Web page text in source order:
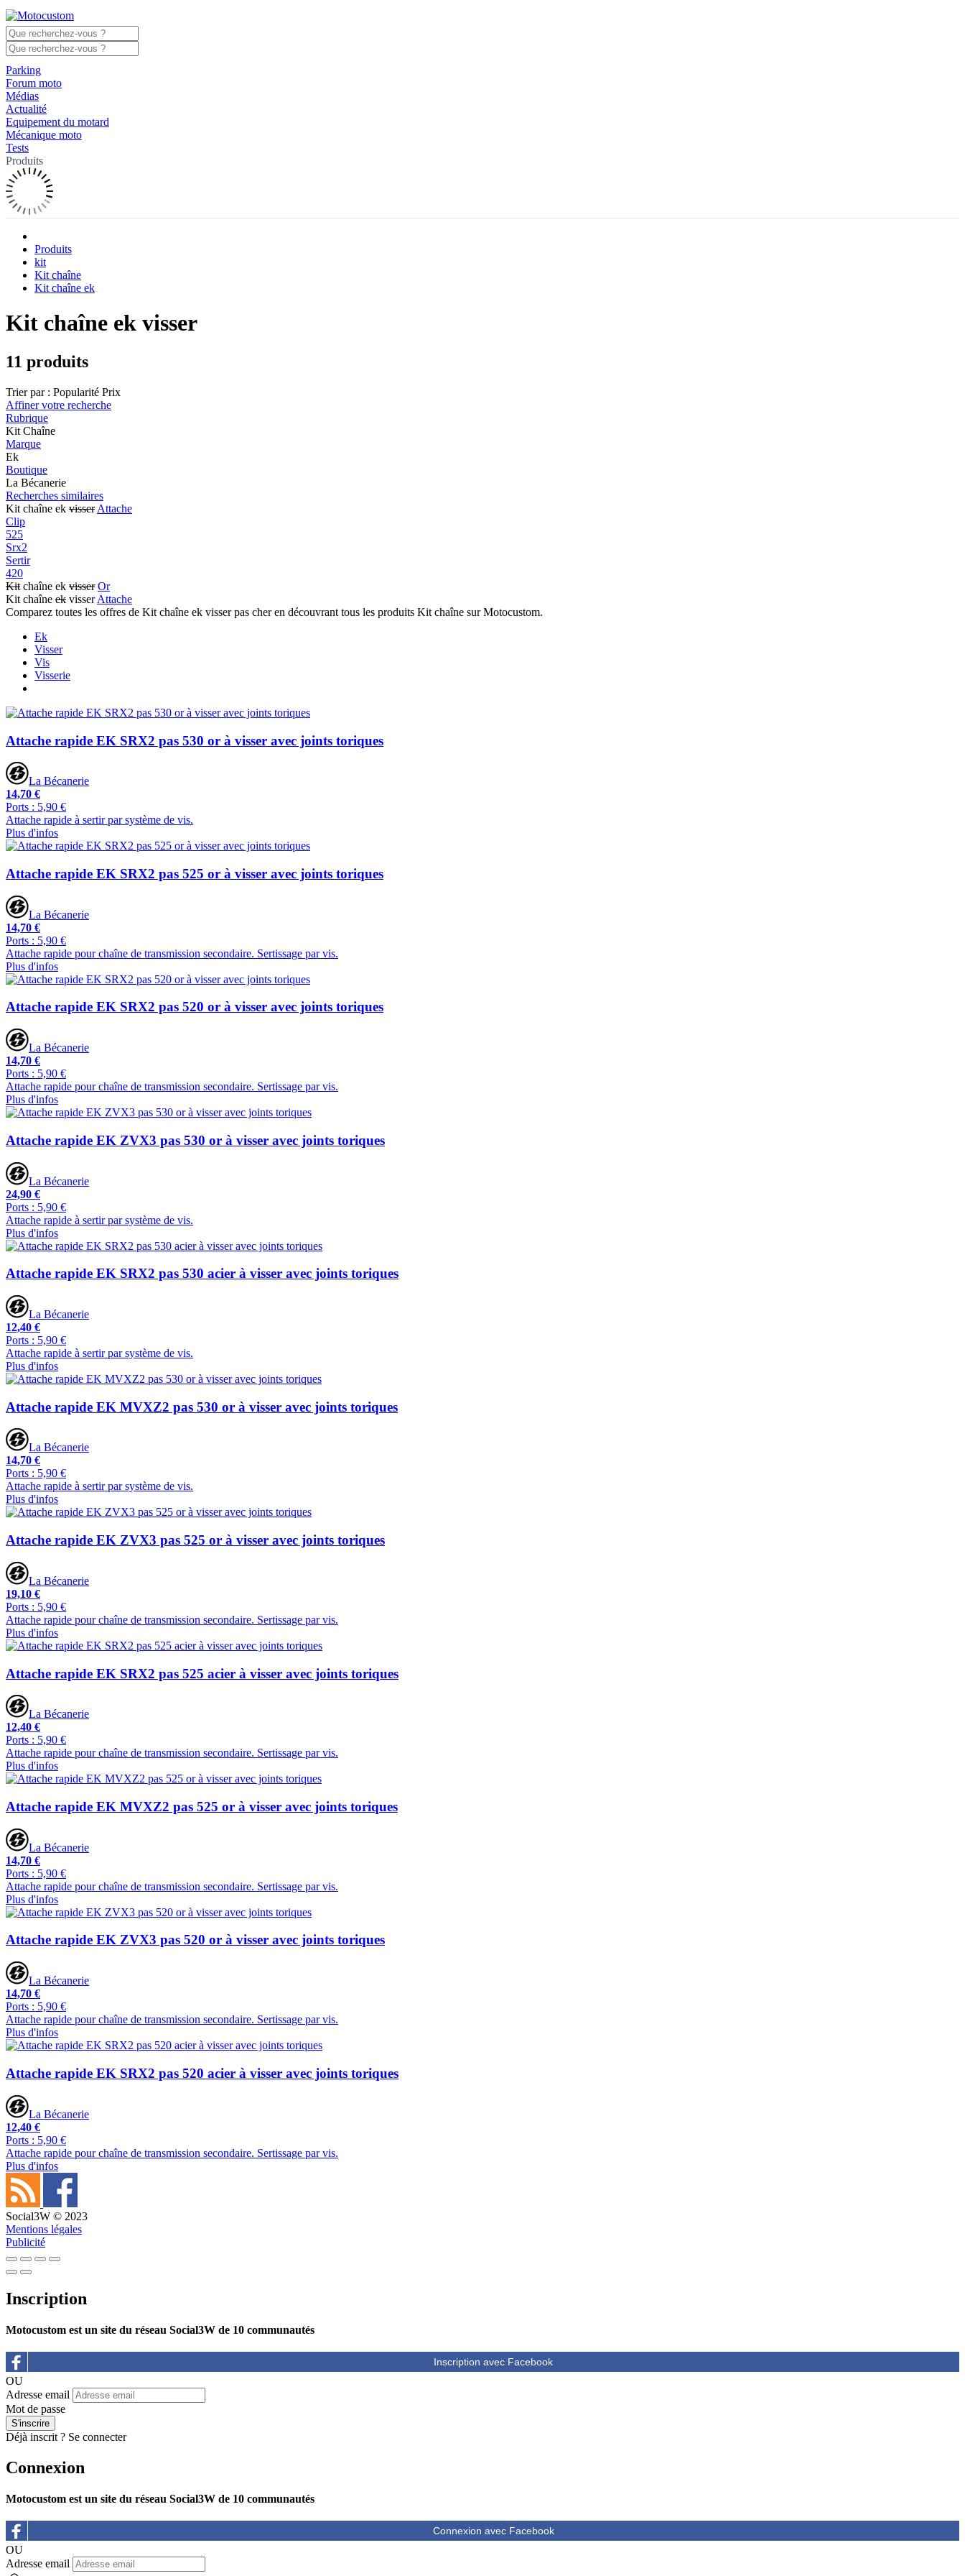
Parking
Forum moto
Médias
Actualité
Equipement du motard
Mécanique moto
Tests
Produits
Produits
kit
Kit chaîne
Kit chaîne ek
Kit chaîne ek visser
11 produits
Trier par : Popularité Prix
Affiner votre recherche
Rubrique
Kit Chaîne
Marque
Ek
Boutique
La Bécanerie
Recherches similaires
Kit chaîne ek visser Attache
Clip
525
Srx2
Sertir
420
Kit chaîne ek visser Or
Kit chaîne ek visser Attache
Comparez toutes les offres de Kit chaîne ek visser pas cher en découvrant tous les produits Kit chaîne sur Motocustom.
Ek
Visser
Vis
Visserie
Attache rapide EK SRX2 pas 530 or à visser avec joints toriques
La Bécanerie
14,70 €
Ports : 5,90 €
Attache rapide à sertir par système de vis.
Plus d'infos
Attache rapide EK SRX2 pas 525 or à visser avec joints toriques
La Bécanerie
14,70 €
Ports : 5,90 €
Attache rapide pour chaîne de transmission secondaire. Sertissage par vis.
Plus d'infos
Attache rapide EK SRX2 pas 520 or à visser avec joints toriques
La Bécanerie
14,70 €
Ports : 5,90 €
Attache rapide pour chaîne de transmission secondaire. Sertissage par vis.
Plus d'infos
Attache rapide EK ZVX3 pas 530 or à visser avec joints toriques
La Bécanerie
24,90 €
Ports : 5,90 €
Attache rapide à sertir par système de vis.
Plus d'infos
Attache rapide EK SRX2 pas 530 acier à visser avec joints toriques
La Bécanerie
12,40 €
Ports : 5,90 €
Attache rapide à sertir par système de vis.
Plus d'infos
Attache rapide EK MVXZ2 pas 530 or à visser avec joints toriques
La Bécanerie
14,70 €
Ports : 5,90 €
Attache rapide à sertir par système de vis.
Plus d'infos
Attache rapide EK ZVX3 pas 525 or à visser avec joints toriques
La Bécanerie
19,10 €
Ports : 5,90 €
Attache rapide pour chaîne de transmission secondaire. Sertissage par vis.
Plus d'infos
Attache rapide EK SRX2 pas 525 acier à visser avec joints toriques
La Bécanerie
12,40 €
Ports : 5,90 €
Attache rapide pour chaîne de transmission secondaire. Sertissage par vis.
Plus d'infos
Attache rapide EK MVXZ2 pas 525 or à visser avec joints toriques
La Bécanerie
14,70 €
Ports : 5,90 €
Attache rapide pour chaîne de transmission secondaire. Sertissage par vis.
Plus d'infos
Attache rapide EK ZVX3 pas 520 or à visser avec joints toriques
La Bécanerie
14,70 €
Ports : 5,90 €
Attache rapide pour chaîne de transmission secondaire. Sertissage par vis.
Plus d'infos
Attache rapide EK SRX2 pas 520 acier à visser avec joints toriques
La Bécanerie
12,40 €
Ports : 5,90 €
Attache rapide pour chaîne de transmission secondaire. Sertissage par vis.
Plus d'infos
Social3W © 2023
Mentions légales
Publicité
Inscription
Motocustom est un site du réseau Social3W de 10 communautés
OU
Adresse email
Mot de passe
Déjà inscrit ? Se connecter
Connexion
Motocustom est un site du réseau Social3W de 10 communautés
OU
Adresse email